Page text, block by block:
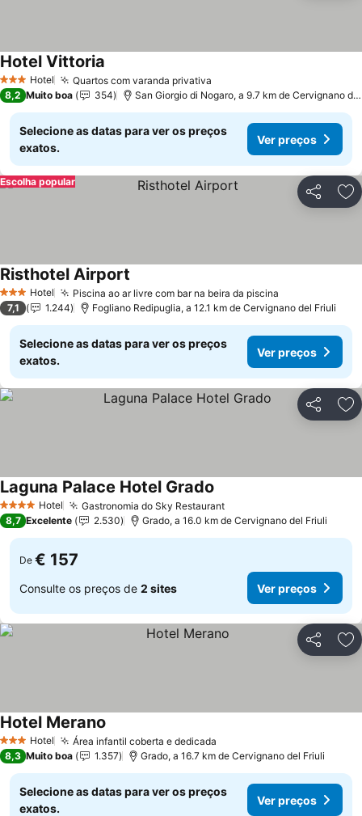
3 EstrelasHotel Quartos com varanda privativa
Hotel Vittoria
8,2 Muito boa 354 San Giorgio di Nogaro, a 9.7 km de Cervignano
Selecione as datas para ver os preços
exatos.
Ver preços
Partilhar
Escolha popular
3 EstrelasHotel Piscina ao ar livre com bar na beira da piscina
Risthotel Airport
7,1 1.244 Fogliano Redipuglia, a 12.1 km de Cervignano del Friuli
Selecione as datas para ver os preços
exatos.
Ver preços
Partilhar
4 EstrelasHotel Gastronomia do Sky RestaurantVer preços
Laguna Palace Hotel Grado
8,7 Excelente 2.530 Grado, a 16.0 km de Cervignano del Friuli
De € 157
Consulte os preços de 2 sites Ver preços
Partilhar
3 EstrelasHotel Área infantil coberta e dedicada
Hotel Merano
8,3 Muito boa 1.357 Grado, a 16.7 km de Cervignano del Friuli
Selecione as datas para ver os preços
exatos.
Ver preços